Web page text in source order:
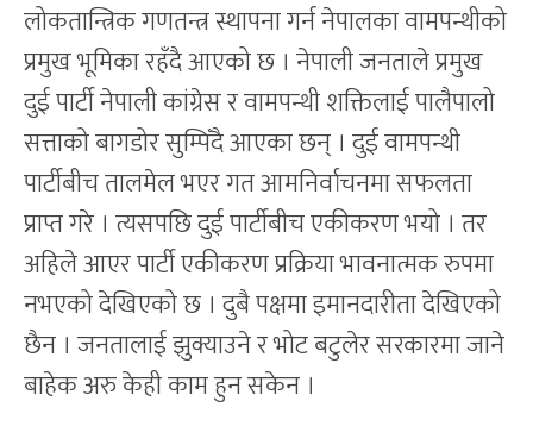
लोकतान्त्रिक गणतन्त्र स्थापना गर्न नेपालका वामपन्थीको
प्रमुख भूमिका रहँदै आएको छ । नेपाली जनताले प्रमुख
दुई पार्टी नेपाली कांग्रेस र वामपन्थी शक्तिलाई पालैपालो
सत्ताको बागडोर सुम्पिँदै आएका छन् । दुई वामपन्थी
पार्टीबीच तालमेल भएर गत आमनिर्वाचनमा सफलता
प्राप्त गरे । त्यसपछि दुई पार्टीबीच एकीकरण भयो । तर
अहिले आएर पार्टी एकीकरण प्रक्रिया भावनात्मक रुपमा
नभएको देखिएको छ । दुबै पक्षमा इमानदारीता देखिएको
छैन । जनतालाई झुक्याउने र भोट बटुलेर सरकारमा जाने
बाहेक अरु केही काम हुन सकेन ।